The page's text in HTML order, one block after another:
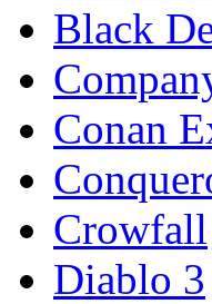
Black
Conan
Crowfall
Diablo 3